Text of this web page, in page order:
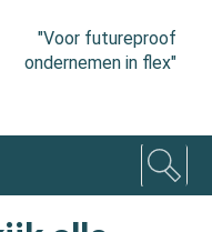
"Voor futureproof
ondernemen in flex"